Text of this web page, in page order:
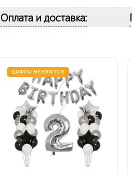
Оплата и доставка:
ЦИФРЫ МЕНЯЮТСЯ